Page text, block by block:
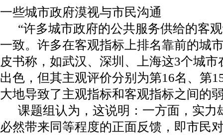
一些城市政府漠视与市民沟通
“许多城市政府的公共服务供给的客
一致。许多在客观指标上排名靠前的城
皮书称，如武汉、深圳、上海这3个城
出色，但其主观评价分别为第16名、第
大地导致了主观指标和客观指标之间的
课题组认为，这说明：一方面，实力
必然带来同等程度的正面反馈，即市民